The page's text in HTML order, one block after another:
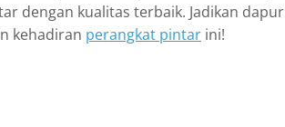
dengan kualitas terbaik. Jadikan dapur
kehadiran perangkat pintar ini!